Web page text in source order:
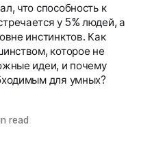
что способность к
у 5% людей, а
инстинктов. Как
которое не
идеи, и почему
для умных?
read